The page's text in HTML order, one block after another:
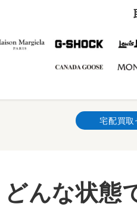
宅配買取
どんな状態